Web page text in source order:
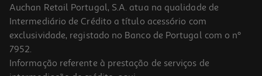
Auchan Retail Portugal, S.A. atua na qualidade de
Intermediário de Crédito a título acessório com
exclusividade, registado no Banco de Portugal com o nº
7952.
Informação referente à prestação de serviços de